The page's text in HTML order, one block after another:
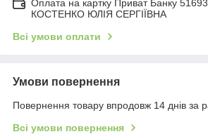
Оплата на картку Приват Банку
КОСТЕНКО ЮЛІЯ СЕРГІЇВНА
Всі умови оплати
Умови повернення
Повернення товару впродовж 14 днів за
Всі умови повернення